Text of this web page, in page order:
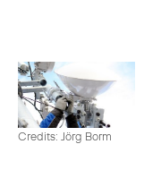
Credits: Jörg Borm